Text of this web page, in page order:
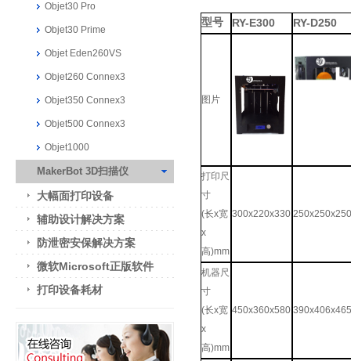
Objet30 Pro
Objet30 Prime
Objet Eden260VS
Objet260 Connex3
Objet350 Connex3
Objet500 Connex3
Objet1000
MakerBot 3D扫描仪
大幅面打印设备
辅助设计解决方案
防泄密安保解决方案
微软Microsoft正版软件
打印设备耗材
型号 RY-E300 RY-D250
图片
打印尺
寸
(长x宽
x
高)mm
300x220x330
机器尺
寸
(长x宽
x
高)mm
450x360x580